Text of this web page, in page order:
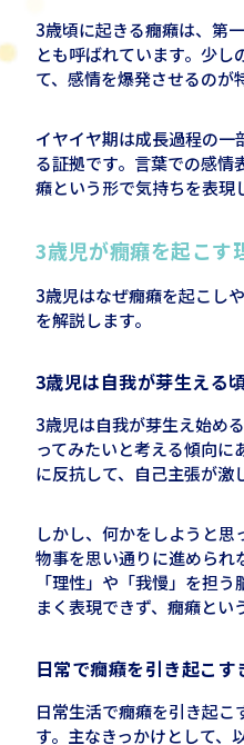
3歳頃に起きる癇癪は、第
とも呼ばれています。少
て、感情を爆発させるのが
イヤイヤ期は成長過程の一
る証拠です。言葉での感情
癪という形で気持ちを表現
3歳児が癇癪を起こす
3歳児はなぜ癇癪を起こし
を解説します。
3歳児は自我が芽生える
3歳児は自我が芽生え始め
ってみたいと考える傾向に
に反抗して、自己主張が激
しかし、何かをしようと思
物事を思い通りに進められ
「理性」や「我慢」を担
まく表現できず、癇癪とい
日常で癇癪を引き起こす
日常生活で癇癪を引き起こ
す。主なきっかけとして、